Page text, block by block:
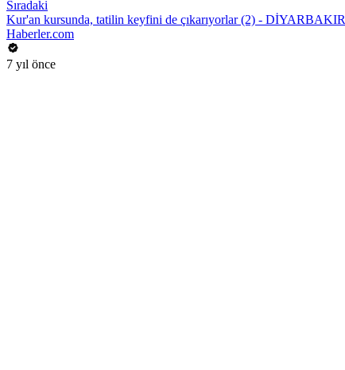
Sıradaki
Kur'an kursunda, tatilin keyfini de çıkarıyorlar (2) - DİYARBAKIR
Haberler.com
7 yıl önce